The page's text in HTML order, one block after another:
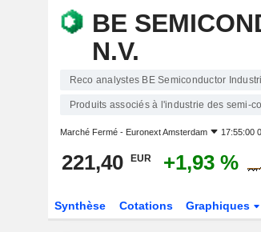
BE
N.V.
Reco analystes BE Semiconductor
Produits associés à l'industrie des semi-
Marché Fermé - Euronext Amsterdam 17:55:00
221,40 EUR +1,93 %
Synthèse Cotations Graphiques